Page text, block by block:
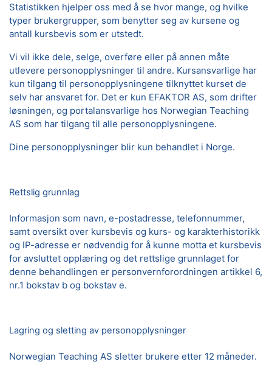
Statistikken hjelper oss med å se hvor mange, og hvilke
typer brukergrupper, som benytter seg av kursene og
antall kursbevis som er utstedt.
Vi vil ikke dele, selge, overføre eller på annen måte
utlevere personopplysninger til andre. Kursansvarlige har
kun tilgang til personopplysningene tilknyttet kurset de
selv har ansvaret for. Det er kun EFAKTOR AS, som drifter
løsningen, og portalansvarlige hos Norwegian Teaching
AS som har tilgang til alle personopplysningene.
Dine personopplysninger blir kun behandlet i Norge.
Rettslig grunnlag
Informasjon som navn, e-postadresse, telefonnummer,
samt oversikt over kursbevis og kurs- og karakterhistorikk
og IP-adresse er nødvendig for å kunne motta et kursbevis
for avsluttet opplæring og det rettslige grunnlaget for
denne behandlingen er personvernforordningen artikkel 6,
nr.1 bokstav b og bokstav e.
Lagring og sletting av personopplysninger
Norwegian Teaching AS sletter brukere etter 12 måneder.